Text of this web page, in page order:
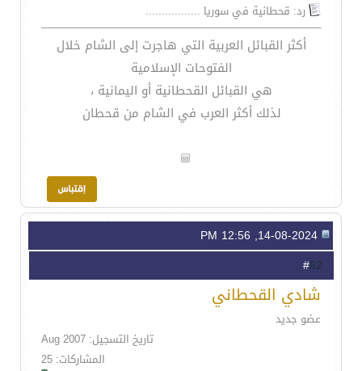
رد: قحطانية في سوريا .................
أكثر القبائل العربية التي هاجرت إلى الشام خلال
الفتوحات الإسلامية
هي القبائل القحطانية أو اليمانية ،
لذلك أكثر العرب في الشام من قحطان
62
شادي القحطاني
عضو جديد
تاريخ التسجيل: Aug 2007
المشاركات: 25